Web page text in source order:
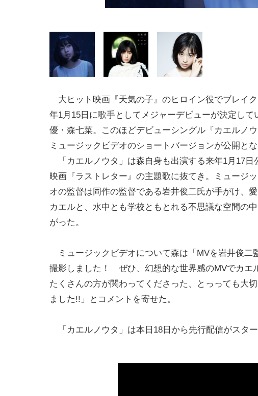
大ヒット映画『天気の子』のヒロイン役でブレイ
年1月15日に歌手としてメジャーデビューが決定して
優・森七菜。このほどデビューシングル『カエルノ
ミュージックビデオのショートバージョンが公開とな
「カエルノウタ」は森自身も出演する来年1月17日
映画『ラストレター』の主題歌に抜てき。ミュージ
オの監督は同作の監督である岩井俊二氏が手がけ、
カエルと、水中とも学校ともとれる不思議な空間の
がった。
ミュージックビデオについて森は「MVを岩井俊二
撮影しました！ ぜひ、幻想的な世界感のMVでカエ
たくさんの方が関わってくださった、とっっても大
ました!!」とコメントを寄せた。
「カエルノウタ」は本日18日から先行配信がスター